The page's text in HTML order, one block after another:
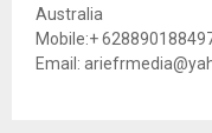
Australia
Mobile:+
Email: